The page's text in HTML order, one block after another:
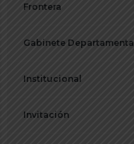
Frontera
Gabinete Departamental
Institucional
Invitación